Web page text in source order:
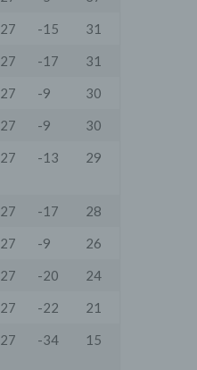
27 -15
31
27 -17
31
27 -9
30
27 -9
30
27 -13 29
27 -17
28
27 -9
26
27 -20
24
27 -22
21
27 -34 15